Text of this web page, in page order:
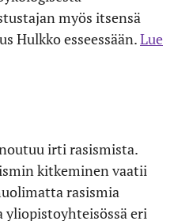
myös itsensä
Hulkko esseessään.Lue
irti rasismista.
kitkeminen vaatii
rasismia
yliopistoyhteisössä eri